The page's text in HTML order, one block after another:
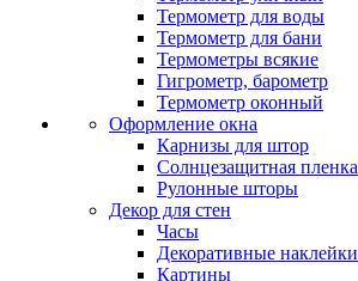
Термометр для воды
Термометр для бани
Термометры всякие
Гигрометр, барометр
Термометр оконный
Оформление окна
Карнизы для штор
Солнцезащитная пленка
Рулонные шторы
Декор для стен
Часы
Декоративные наклейки
Картины